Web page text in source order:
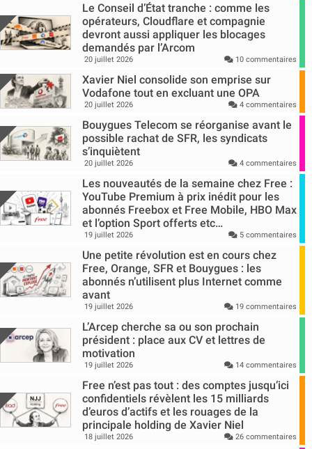
Le Conseil d’État tranche : comme les
opérateurs, Cloudflare et compagnie
devront aussi appliquer les blocages
demandés par l’Arcom
20 juillet 2026 10 commentaires
Xavier Niel consolide son emprise sur
Vodafone tout en excluant une OPA
20 juillet 2026 4 commentaires
Bouygues Telecom se réorganise avant le
possible rachat de SFR, les syndicats
s’inquiètent
20 juillet 2026 4 commentaires
Les nouveautés de la semaine chez Free :
YouTube Premium à prix inédit pour les
abonnés Freebox et Free Mobile, HBO Max
et l’option Sport offerts etc…
19 juillet 2026 5 commentaires
Une petite révolution est en cours chez
Free, Orange, SFR et Bouygues : les
abonnés n’utilisent plus Internet comme
avant
19 juillet 2026 19 commentaires
L’Arcep cherche sa ou son prochain
président : place aux CV et lettres de
motivation
19 juillet 2026 14 commentaires
Free n’est pas tout : des comptes jusqu’ici
confidentiels révèlent les 15 milliards
d’euros d’actifs et les rouages de la
principale holding de Xavier Niel
18 juillet 2026 26 commentaires